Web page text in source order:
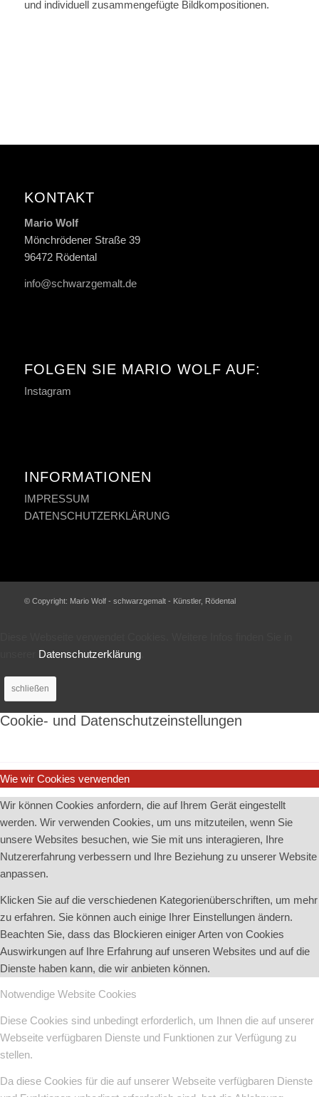
und individuell zusammengefügte Bildkompositionen.
KONTAKT
Mario Wolf
Mönchrödener Straße 39
96472 Rödental
info@schwarzgemalt.de
FOLGEN SIE MARIO WOLF AUF:
Instagram
INFORMATIONEN
IMPRESSUM
DATENSCHUTZERKLÄRUNG
© Copyright: Mario Wolf - schwarzgemalt - Künstler, Rödental
Datenschutzerklärung
schließen
Cookie- und Datenschutzeinstellungen
Wie wir Cookies verwenden
Wir können Cookies anfordern, die auf Ihrem Gerät eingestellt
werden. Wir verwenden Cookies, um uns mitzuteilen, wenn Sie
unsere Websites besuchen, wie Sie mit uns interagieren, Ihre
Nutzererfahrung verbessern und Ihre Beziehung zu unserer Website
anpassen.
Klicken Sie auf die verschiedenen Kategorienüberschriften, um mehr
zu erfahren. Sie können auch einige Ihrer Einstellungen ändern.
Beachten Sie, dass das Blockieren einiger Arten von Cookies
Auswirkungen auf Ihre Erfahrung auf unseren Websites und auf die
Dienste haben kann, die wir anbieten können.
Notwendige Website Cookies
Diese Cookies sind unbedingt erforderlich, um Ihnen die auf unserer
Webseite verfügbaren Dienste und Funktionen zur Verfügung zu
stellen.
Da diese Cookies für die auf unserer Webseite verfügbaren Dienste